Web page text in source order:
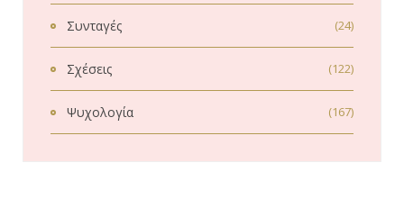
Συνταγές (24)
Σχέσεις (122)
Ψυχολογία (167)